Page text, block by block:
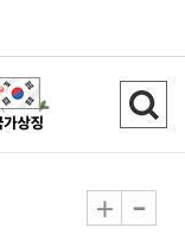
검
색
기
+ -